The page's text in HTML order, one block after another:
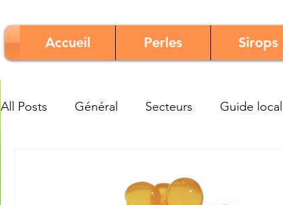
Accueil Perles Sirops
All Posts Général Secteurs Guide local